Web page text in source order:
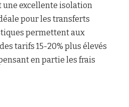
excellente isolation
pour les transferts
permettent aux
tarifs 15-20% plus élevés
en partie les frais